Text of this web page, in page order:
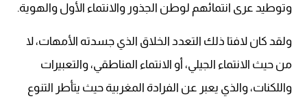
وتوطيد عرى انتمائهم لوطن الجذور والانتماء الأول والهوية.
ولقد كان لافتا ذلك التعدد الخلاق الذي جسدته الأمهات، لا
من حيث الانتماء الجيلي، أو الانتماء المناطقي، والتعبيرات
واللكنات، والذي يعبر عن الفرادة المغربية حيث يتأطر التنوع